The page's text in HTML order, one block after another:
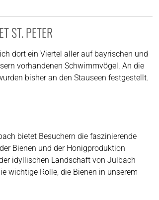
ST. PETER
dort ein Viertel aller auf bayrischen und
vorhandenen Schwimmvögel. An die
bisher an den Stauseen festgestellt.
bietet Besuchern die faszinierende
Bienen und der Honigproduktion
idyllischen Landschaft von Julbach
wichtige Rolle, die Bienen in unserem